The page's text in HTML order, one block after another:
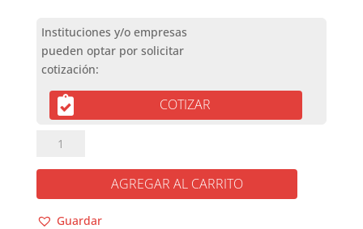
COTIZAR
ENFERMERÍA
cantidad
AGREGAR AL CARRITO
Guardar